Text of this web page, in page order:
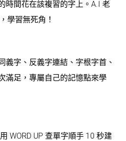
時間花在該複習的字上。A.I 老
學習無死角！
義字、反義字連結、字根字首、
滿足，專屬自己的記憶點來學
WORD UP 查單字順手 10 秒建